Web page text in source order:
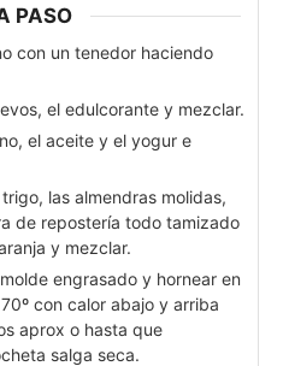
PASO
con un tenedor haciendo
el edulcorante y mezclar.
el aceite y el yogur e
las almendras molidas,
de repostería todo tamizado
y mezclar.
engrasado y hornear en
con calor abajo y arriba
aprox o hasta que
salga seca.